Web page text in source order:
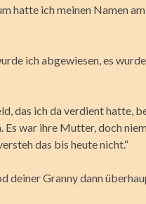
hatte ich meinen Namen
ich abgewiesen, es
das ich da verdient hatte,
Es war ihre Mutter, doch
das bis heute nicht.“
deiner Granny dann